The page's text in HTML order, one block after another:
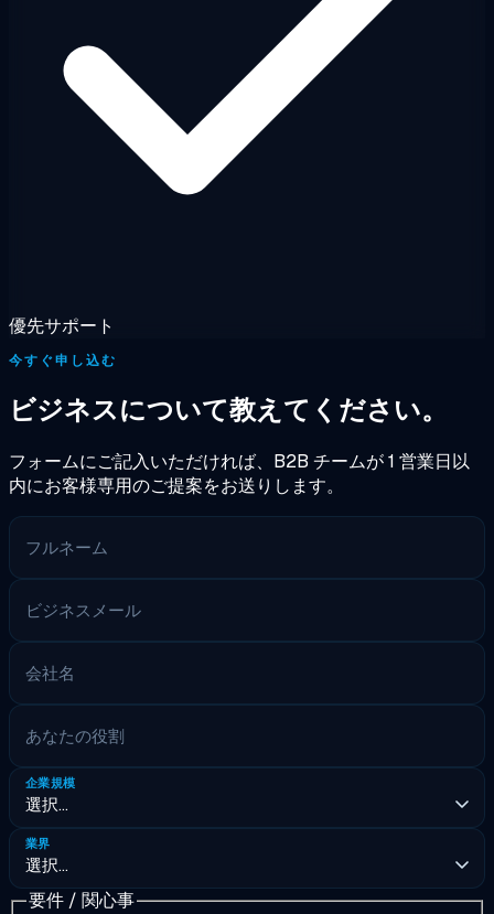
優先サポート
今すぐ申し込む
ビジネスについて教えてください。
フォームにご記入いただければ、B2B チームが 1 営業日以
内にお客様専用のご提案をお送りします。
フルネーム
ビジネスメール
会社名
あなたの役割
企業規模
業界
要件 / 関心事